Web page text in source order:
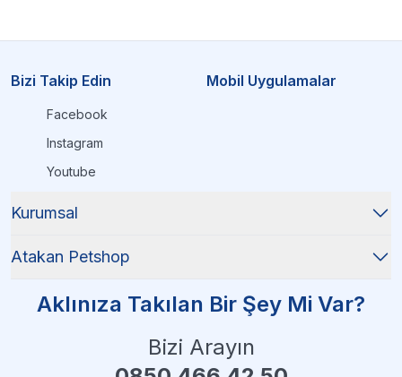
tanışın.
için şimdi inceleyin!
Bizi Takip Edin
Facebook
Instagram
Youtube
Mobil Uygulamalar
Kurumsal
Atakan Petshop
Aklınıza Takılan Bir Şey Mi Var?
Bizi Arayın